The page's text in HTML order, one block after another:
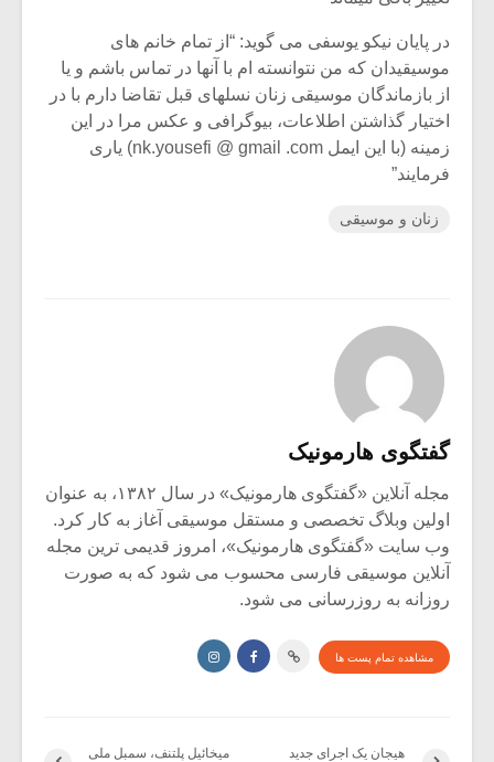
در پایان نیکو یوسفی می گوید: “از تمام خانم های
موسیقیدان که من نتوانسته ام با آنها در تماس باشم و یا
از بازماندگان موسیقی زنان نسلهای قبل تقاضا دارم با در
اختیار گذاشتن اطلاعات، بیوگرافی و عکس مرا در این
زمینه (با این ایمل nk.yousefi @ gmail .com) یاری
فرمایند”
زنان و موسیقی
گفتگوی هارمونیک
مجله آنلاین «گفتگوی هارمونیک» در سال ۱۳۸۲، به عنوان
اولین وبلاگ تخصصی و مستقل موسیقی آغاز به کار کرد.
وب سایت «گفتگوی هارمونیک»، امروز قدیمی ترین مجله
آنلاین موسیقی فارسی محسوب می شود که به صورت
روزانه به روزرسانی می شود.
مشاهده تمام پست ها
میخائیل پلتنف، سمبل ملی هیجان یک اجرای جدید